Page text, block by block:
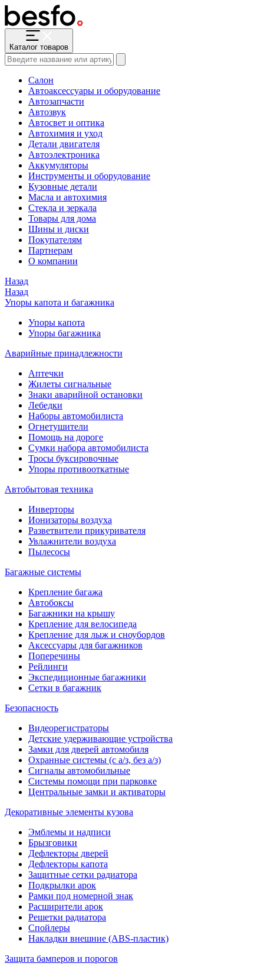
Каталог товаров
Салон
Автоаксессуары и оборудование
Автозапчасти
Автозвук
Автосвет и оптика
Автохимия и уход
Детали двигателя
Автоэлектроника
Аккумуляторы
Инструменты и оборудование
Кузовные детали
Масла и автохимия
Стекла и зеркала
Товары для дома
Шины и диски
Покупателям
Партнерам
О компании
Назад
Назад
Упоры капота и багажника
Упоры капота
Упоры багажника
Аварийные принадлежности
Аптечки
Жилеты сигнальные
Знаки аварийной остановки
Лебедки
Наборы автомобилиста
Огнетушители
Помощь на дороге
Сумки набора автомобилиста
Тросы буксировочные
Упоры противооткатные
Автобытовая техника
Инверторы
Ионизаторы воздуха
Разветвители прикуривателя
Увлажнители воздуха
Пылесосы
Багажные системы
Крепление багажа
Автобоксы
Багажники на крышу
Крепление для велосипеда
Крепление для лыж и сноубордов
Аксессуары для багажников
Поперечины
Рейлинги
Экспедиционные багажники
Сетки в багажник
Безопасность
Видеорегистраторы
Детские удерживающие устройства
Замки для дверей автомобиля
Охранные системы (с а/з, без а/з)
Сигналы автомобильные
Системы помощи при парковке
Центральные замки и активаторы
Декоративные элементы кузова
Эмблемы и надписи
Брызговики
Дефлекторы дверей
Дефлекторы капота
Защитные сетки радиатора
Подкрылки арок
Рамки под номерной знак
Расширители арок
Решетки радиатора
Спойлеры
Накладки внешние (ABS-пластик)
Защита бамперов и порогов